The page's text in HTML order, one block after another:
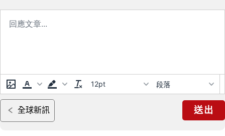
12pt 段落
全球新訊 送出